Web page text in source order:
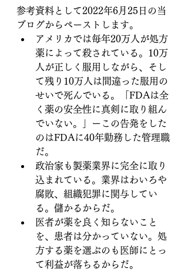
参考資料として2022年6月25日の当
ブログからペーストします。
アメリカでは毎年20万人が処方
薬によって殺されている。10万
人が正しく服用しながら、そし
て残り10万人は間違った服用の
せいで死んでいる。「FDAは全
く薬の安全性に真剣に取り組ん
でいない。」ーこの告発をした
のはFDAに40年勤務した管理職
だ。
政治家も製薬業界に完全に取り
込まれている。業界はわいろや
腐敗、組織犯罪に関与してい
る。儲かるからだ。
医者が薬を良く知らないこと
を、患者は分かっていない。処
方する薬を選ぶのも医師にとっ
て利益が落ちるからだ。